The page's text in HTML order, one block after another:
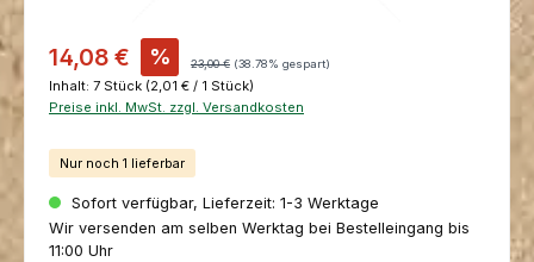
Verkaufspreis:
14,08 € % Regulärer Preis:
23,00 € (38.78% gespart)
Inhalt: 7 Stück (2,01 € / 1 Stück)
Preise inkl. MwSt. zzgl. Versandkosten
Nur noch 1 lieferbar
Sofort verfügbar, Lieferzeit: 1-3 Werktage
Wir versenden am selben Werktag bei Bestelleingang bis
11:00 Uhr